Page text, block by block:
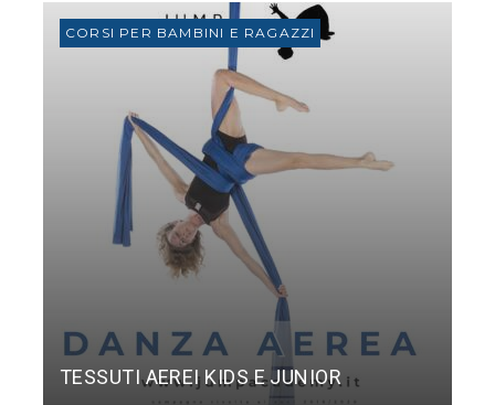
CORSI PER BAMBINI E RAGAZZI
TESSUTI AEREI KIDS E JUNIOR